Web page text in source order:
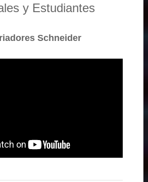
y Estudiantes
Schneider